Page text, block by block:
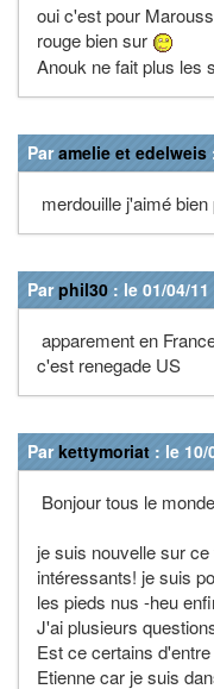
oui c'est pour
rouge bien sur
Anouk ne fait plus les
Paramelie et edelweis
merdouille j'aimé
Parphil30 : le 01/04/
apparement en
c'est renegade US
Parkettymoriat : le 10/
Bonjour tous le
je suis nouvelle sur
intéressants! je suis
les pieds nus -heu
J'ai plusieurs
Est ce certains
Etienne car je suis